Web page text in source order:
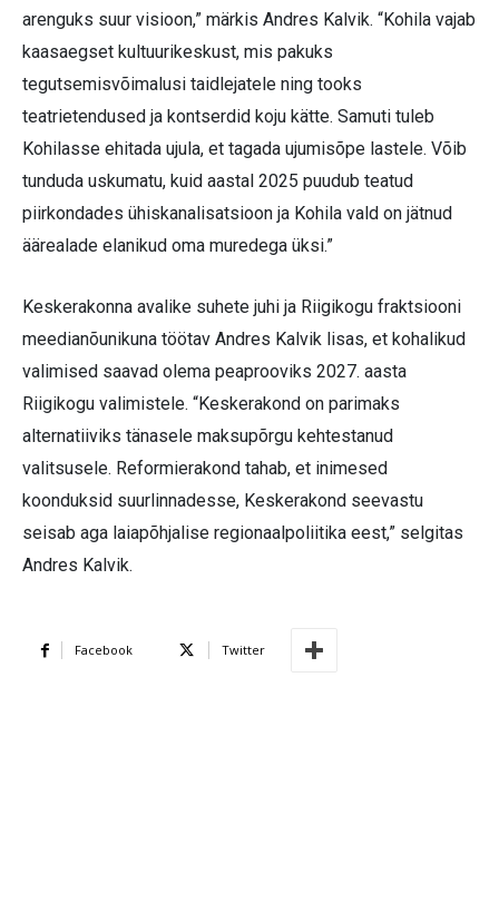
arenguks suur visioon,” märkis Andres Kalvik. “Kohila vajab
kaasaegset kultuurikeskust, mis pakuks
tegutsemisvõimalusi taidlejatele ning tooks
teatrietendused ja kontserdid koju kätte. Samuti tuleb
Kohilasse ehitada ujula, et tagada ujumisõpe lastele. Võib
tunduda uskumatu, kuid aastal 2025 puudub teatud
piirkondades ühiskanalisatsioon ja Kohila vald on jätnud
äärealade elanikud oma muredega üksi.”
Keskerakonna avalike suhete juhi ja Riigikogu fraktsiooni
meedianõunikuna töötav Andres Kalvik lisas, et kohalikud
valimised saavad olema peaprooviks 2027. aasta
Riigikogu valimistele. “Keskerakond on parimaks
alternatiiviks tänasele maksupõrgu kehtestanud
valitsusele. Reformierakond tahab, et inimesed
koonduksid suurlinnadesse, Keskerakond seevastu
seisab aga laiapõhjalise regionaalpoliitika eest,” selgitas
Andres Kalvik.
Facebook Twitter